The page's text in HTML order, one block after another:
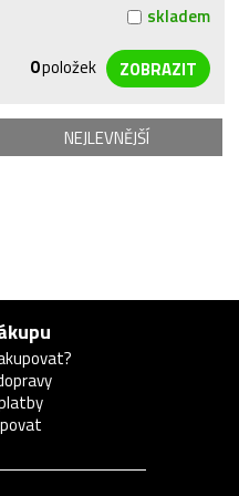
skladem
0položek
NEJLEVNĚJŠÍ